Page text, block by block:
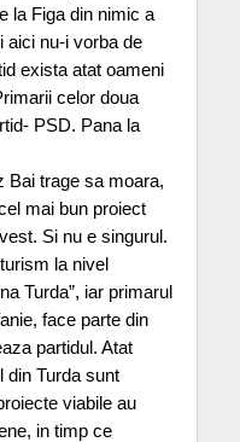
la Figa din nimic a
aici nu-i vorba de
exista atat oameni
celor doua
PSD. Pana la
Bai trage sa moara,
mai bun proiect
Si nu e singurul.
la nivel
Turda”, iar primarul
face parte din
partidul. Atat
din Turda sunt
viabile au
in timp ce